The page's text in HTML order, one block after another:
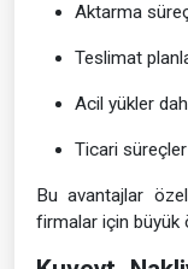
Aktarma
Teslimat
Acil yükler
Ticari
Bu avantajlar
firmalar için büyük